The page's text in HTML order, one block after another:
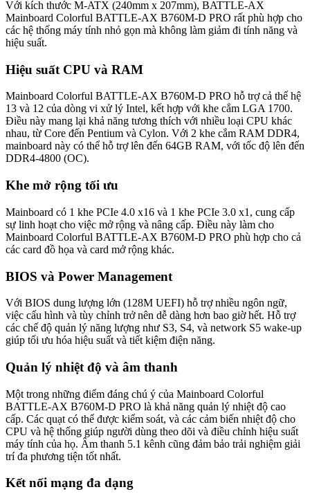
Với kích thước M-ATX (240mm x 207mm), BATTLE-AX
Mainboard Colorful BATTLE-AX B760M-D PRO rất phù hợp cho
các hệ thống máy tính nhỏ gọn mà không làm giảm đi tính năng và
hiệu suất.
Hiệu suất CPU và RAM
Mainboard Colorful BATTLE-AX B760M-D PRO hỗ trợ cả thế hệ
13 và 12 của dòng vi xử lý Intel, kết hợp với khe cắm LGA 1700.
Điều này mang lại khả năng tương thích với nhiều loại CPU khác
nhau, từ Core đến Pentium và Cylon. Với 2 khe cắm RAM DDR4,
mainboard này có thể hỗ trợ lên đến 64GB RAM, với tốc độ lên đến
DDR4-4800 (OC).
Khe mở rộng tối ưu
Mainboard có 1 khe PCIe 4.0 x16 và 1 khe PCIe 3.0 x1, cung cấp
sự linh hoạt cho việc mở rộng và nâng cấp. Điều này làm cho
Mainboard Colorful BATTLE-AX B760M-D PRO phù hợp cho cả
các card đồ họa và card mở rộng khác.
BIOS và Power Management
Với BIOS dung lượng lớn (128M UEFI) hỗ trợ nhiều ngôn ngữ,
việc cấu hình và tùy chỉnh trở nên dễ dàng hơn bao giờ hết. Hỗ trợ
các chế độ quản lý năng lượng như S3, S4, và network S5 wake-up
giúp tối ưu hóa hiệu suất và tiết kiệm điện năng.
Quản lý nhiệt độ và âm thanh
Một trong những điểm đáng chú ý của Mainboard Colorful
BATTLE-AX B760M-D PRO là khả năng quản lý nhiệt độ cao
cấp. Các quạt có thể được kiểm soát, và các cảm biến nhiệt độ cho
CPU và hệ thống giúp người dùng theo dõi và điều chỉnh hiệu suất
máy tính của họ. Âm thanh 5.1 kênh cũng đảm bảo trải nghiệm giải
trí đa phương tiện tốt nhất.
Kết nối mạng đa dạng